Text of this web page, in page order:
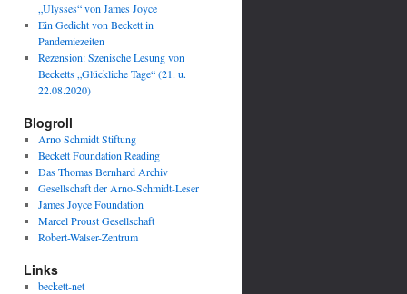
„Ulysses“ von James Joyce
Ein Gedicht von Beckett in
Pandemiezeiten
Rezension: Szenische Lesung von
Becketts „Glückliche Tage“ (21. u.
22.08.2020)
Blogroll
Arno Schmidt Stiftung
Beckett Foundation Reading
Das Thomas Bernhard Archiv
Gesellschaft der Arno-Schmidt-Leser
James Joyce Foundation
Marcel Proust Gesellschaft
Robert-Walser-Zentrum
Links
beckett-net